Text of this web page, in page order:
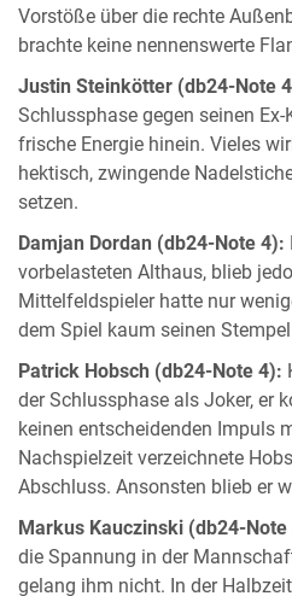
Vorstöße über die rechte
brachte keine nennenswerte
Justin Steinkötter (db24-Note
Schlussphase gegen seinen
frische Energie hinein. Vieles
hektisch, zwingende
setzen.
Damjan Dordan (db24-Note 4):
vorbelasteten Althaus, blieb
Mittelfeldspieler hatte nur
dem Spiel kaum seinen
Patrick Hobsch (db24-Note 4):
der Schlussphase als Joker, er
keinen entscheidenden Impuls
Nachspielzeit verzeichnete
Abschluss. Ansonsten blieb er
Markus Kauczinski (db24-Note
die Spannung in der
gelang ihm nicht. In der